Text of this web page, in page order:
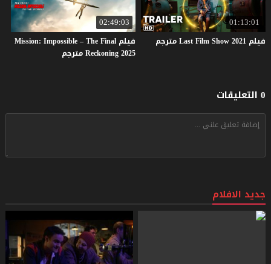
01:13:01
فيلم LastFilmShow2021 مترجم
02:49:03
فيلم Mission: Impossible – The Final
Reckoning 2025 مترجم
0 التعليقات
جديد الافلام